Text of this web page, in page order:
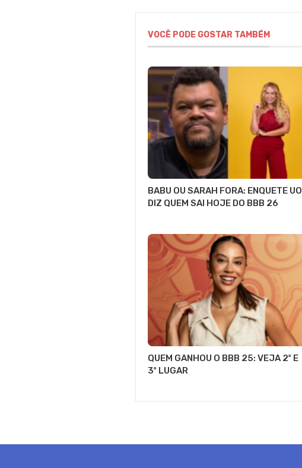
VOCÊ PODE GOSTAR TAMBÉM
BABU OU SARAH FORA: ENQUETE
DIZ QUEM SAI HOJE DO BBB 26
QUEM GANHOU O BBB 25: VEJA 2º E
3º LUGAR